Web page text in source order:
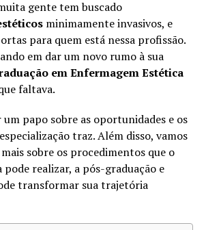
gente tem buscado
minimamente invasivos, e
para quem está nessa profissão.
em dar um novo rumo à sua
em Enfermagem Estética
faltava.
papo sobre as oportunidades e os
traz. Além disso, vamos
sobre os procedimentos que o
realizar, a pós-graduação e
transformar sua trajetória